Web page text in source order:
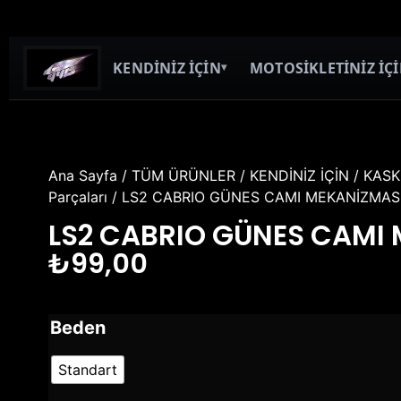
KENDİNİZ İÇİN▾ MOTOSİKLETİNİZ
Ana Sayfa / TÜM ÜRÜNLER/ KENDİNİZ İÇİN /
Parçaları / LS2 CABRIO GÜNES CAMI
LS2 CABRIO GÜNES CAMI
₺99,00
Beden
Standart